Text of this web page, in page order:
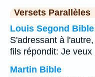
Versets Parallèles
Louis Segond Bible
S'adressant à
fils répondit: Je
Martin Bible